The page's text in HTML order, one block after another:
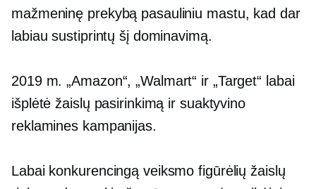
mažmeninę prekybą pasauliniu mastu, kad dar
labiau sustiprintų šį dominavimą.
2019 m. „Amazon“, „Walmart“ ir „Target“ labai
išplėtė žaislų pasirinkimą ir suaktyvino
reklamines kampanijas.
Labai konkurencingą veiksmo figūrėlių žaislų